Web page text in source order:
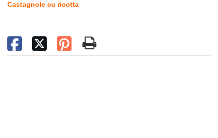
Castagnole cu ricotta